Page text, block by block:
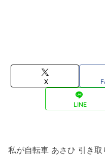
X
LINE
私が自転車 あさひ 引き